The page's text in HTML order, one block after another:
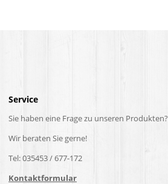
Service
Sie haben eine Frage zu unseren Produkten?
Wir beraten Sie gerne!
Tel: 035453 / 677-172
Kontaktformular